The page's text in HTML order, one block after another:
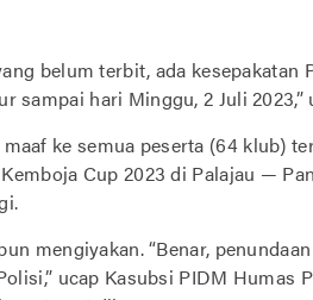
belum terbit, ada kesepakatan
sampai hari Minggu, 2 Juli
ke semua peserta (64 klub)
Cup 2023 di Palajau —
mengiyakan. “Benar,
ucap Kasubsi PIDM